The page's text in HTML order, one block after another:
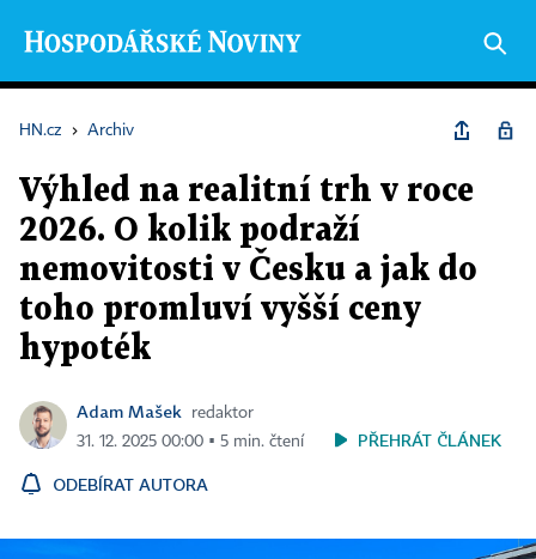
HN.cz › Archiv
Výhled na realitní trh v roce
2026. O kolik podraží
nemovitosti v Česku a jak do
toho promluví vyšší ceny
hypoték
Adam Mašek
redaktor
31. 12. 2025 00:00 ▪ 5 min. čtení
PŘEHRÁT ČLÁNEK
ODEBÍRAT AUTORA